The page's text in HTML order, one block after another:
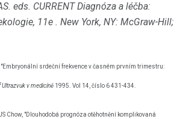
eds. CURRENT Diagnóza a léčba:
11e . New York, NY: McGraw-Hill;
"Embryonální srdeční frekvence v časném prvním trimestru:
Ultrazvuk v medicíně 1995. Vol 14, číslo 6 431-434.
Chow, "Dlouhodobá prognóza otěhotnění komplikovaná